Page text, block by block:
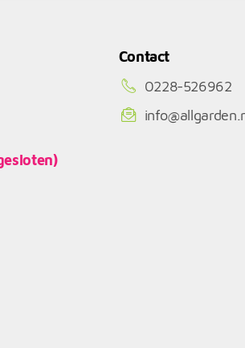
Contact
0228-526962